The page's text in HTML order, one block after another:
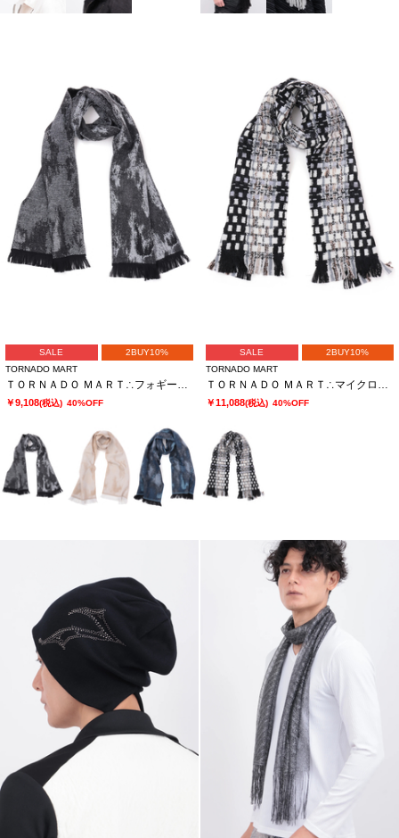
SALE
2BUY10%
TORNADO MART
ＴＯＲＮＡＤＯ ＭＡＲＴ∴フォギーレオパードジャガードストール
￥9,108(税込) 40%OFF
SALE
2BUY10%
TORNADO MART
ＴＯＲＮＡＤＯ ＭＡＲＴ∴マイクロツイードストール
￥11,088(税込) 40%OFF